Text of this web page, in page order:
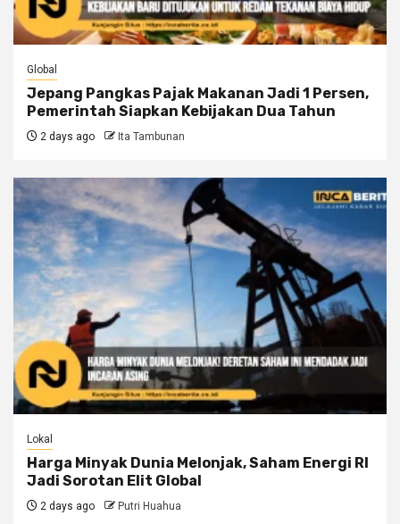
Global
Jepang Pangkas Pajak Makanan Jadi 1 Persen,
Pemerintah Siapkan Kebijakan Dua Tahun
2 days ago Ita Tambunan
Lokal
Harga Minyak Dunia Melonjak, Saham Energi RI
Jadi Sorotan Elit Global
2 days ago Putri Huahua